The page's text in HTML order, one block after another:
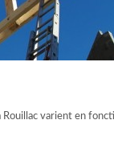
Rouillac varient en